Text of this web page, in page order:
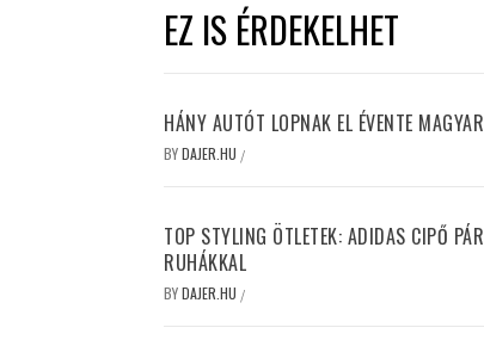
EZ IS ÉRDEKELHET
HÁNY AUTÓT LOPNAK EL ÉVENTE
BYDAJER.HU /
TOP STYLING ÖTLETEK: ADIDAS CIPŐ
RUHÁKKAL
BYDAJER.HU /